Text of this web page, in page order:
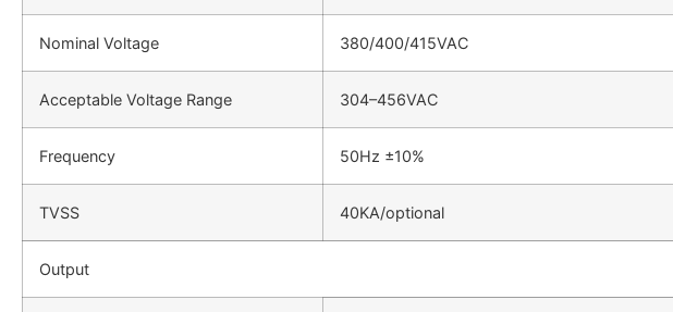
Nominal Voltage 380/400/415VAC
Acceptable Voltage Range 304–456VAC
Frequency 50Hz ±10%
TVSS 40KA/optional
Output